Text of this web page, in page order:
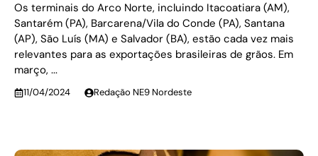
Os terminais do Arco Norte, incluindo Itacoatiara (AM),
Santarém (PA), Barcarena/Vila do Conde (PA), Santana
(AP), São Luís (MA) e Salvador (BA), estão cada vez mais
relevantes para as exportações brasileiras de grãos. Em
março, ...
11/04/2024 Redação NE9 Nordeste